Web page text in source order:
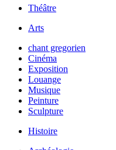
Théâtre
Arts
chant gregorien
Cinéma
Exposition
Louange
Musique
Peinture
Sculpture
Histoire